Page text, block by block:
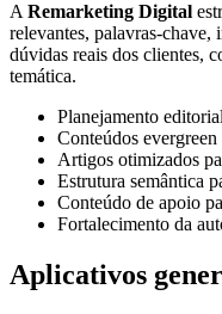
A Remarketing Digital
relevantes, palavras-chave,
dúvidas reais dos clientes,
temática.
Planejamento
Conteúdos
Artigos otimizados
Estrutura semântica
Conteúdo de apoio
Fortalecimento da
Aplicativos